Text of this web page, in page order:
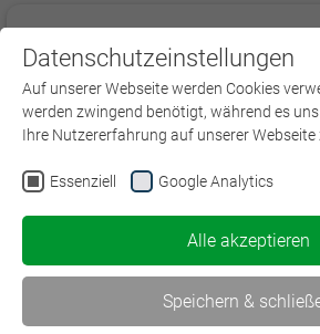
Datenschutzeinstellungen
Auf unserer Webseite werden Cookies
werden zwingend benötigt, während es
Ihre Nutzererfahrung auf unserer Webseite
Essenziell Google Analytics
Alle akzeptieren
Speichern &